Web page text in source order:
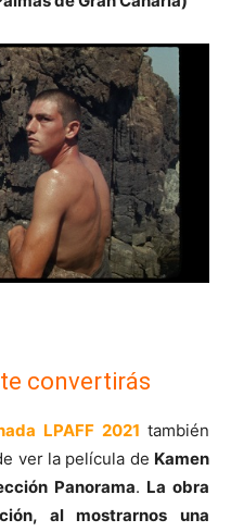
convertirás
LPAFF 2021 también
ver la película de Kamen
Panorama. La obra
al mostrarnos una